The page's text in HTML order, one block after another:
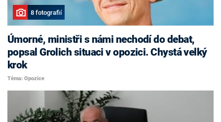
8 fotografií
Úmorné, ministři s námi nechodí do debat,
popsal Grolich situaci v opozici. Chystá velký
krok
Téma: Opozice